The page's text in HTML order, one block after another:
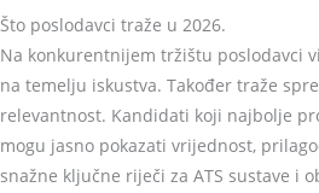
Što poslodavci traže u 2026.
Na konkurentnijem tržištu poslodavci
na temelju iskustva. Također traže
relevantnost. Kandidati koji najbolje
mogu jasno pokazati vrijednost,
snažne ključne riječi za ATS sustave i